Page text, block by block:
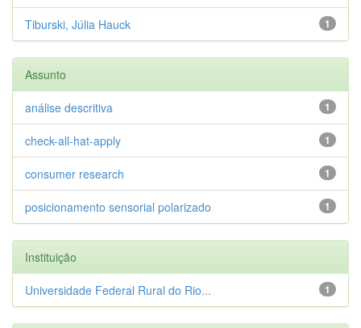
1
Tiburski, Júlia Hauck
Assunto
1
análise descritiva
1
check-all-hat-apply
1
consumer research
1
posicionamento sensorial polarizado
Instituição
1
Universidade Federal Rural do Rio...